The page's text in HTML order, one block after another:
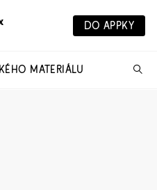
DO APPKY
MATERIÁLU